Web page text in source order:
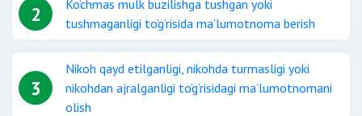
2
Ko‘chmas mulk buzilishga tushgan yoki
tushmaganligi to‘g‘risida ma’lumotnoma berish
3
Nikoh qayd etilganligi, nikohda turmasligi yoki
nikohdan ajralganligi to‘g‘risidagi ma’lumotnomani
olish